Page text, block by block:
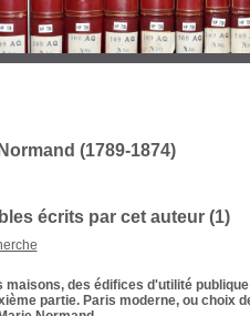
(1789-1874)
écrits par cet auteur (1)
maisons, des édifices d'utilité
partie. Paris moderne, ou choix